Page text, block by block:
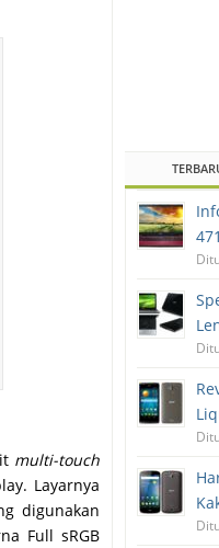
multi-touch
Layarnya
digunakan
Full sRGB